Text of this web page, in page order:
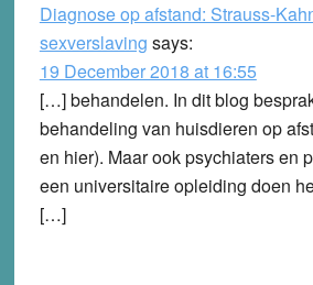
Diagnose op afstand: Strauss-
sexverslaving says:
19 December 2018 at 16:55
[…] behandelen. In dit blog
behandeling van huisdieren op
en hier). Maar ook psychiaters en
een universitaire opleiding doen
[…]